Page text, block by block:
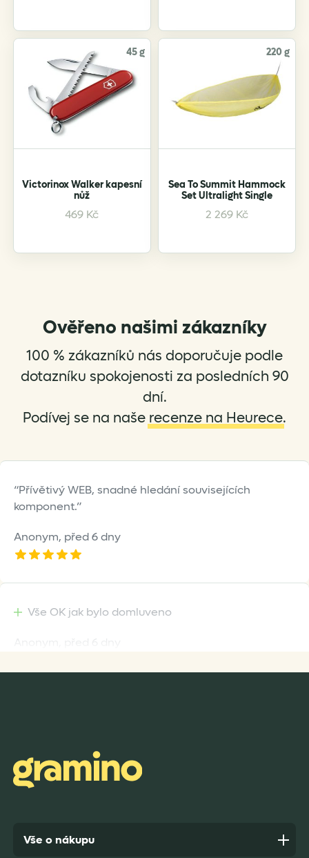
multiple
variants.
options
may
be
on
product
page
45 g
Victorinox Walker kapesní
nůž
469 Kč
220 g
Sea To Summit Hammock
Set Ultralight Single
2 269 Kč
Ověřeno našimi zákazníky
100 % zákazníků nás doporučuje podle
dotazníku spokojenosti za posledních 90
dní.
Podívej se na naše recenze na Heurece.
Přívětivý WEB, snadné hledání souvisejících
komponent.
Anonym, před 6 dny
Vše OK jak bylo domluveno
Anonym,před 7 dny
Vše o nákupu